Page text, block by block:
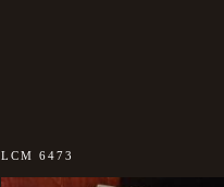
LCM 6473